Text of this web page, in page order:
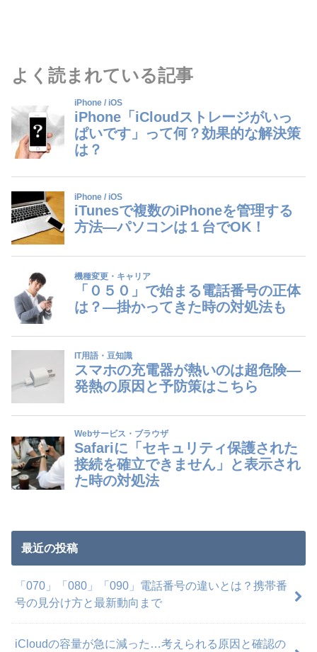
よく読まれている記事
最近の投稿
「070」「080」「090」電話番号の違いとは？携帯番
号の見分け方と最新動向まで
iCloudの容量が急に減った…考えられる原因と確認の